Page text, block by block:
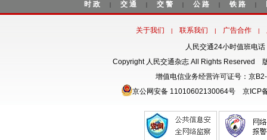
时政 | 交通 | 交警 | 公路 | 铁路 |
关于我们 | 联系我们 | 广告合作 |
人民交通24小时值班电
Copyright 人民交通杂志 All Rights Reserved
增值电信业务经营许可证号：京
京公网安备 11010602130064号
京ICP